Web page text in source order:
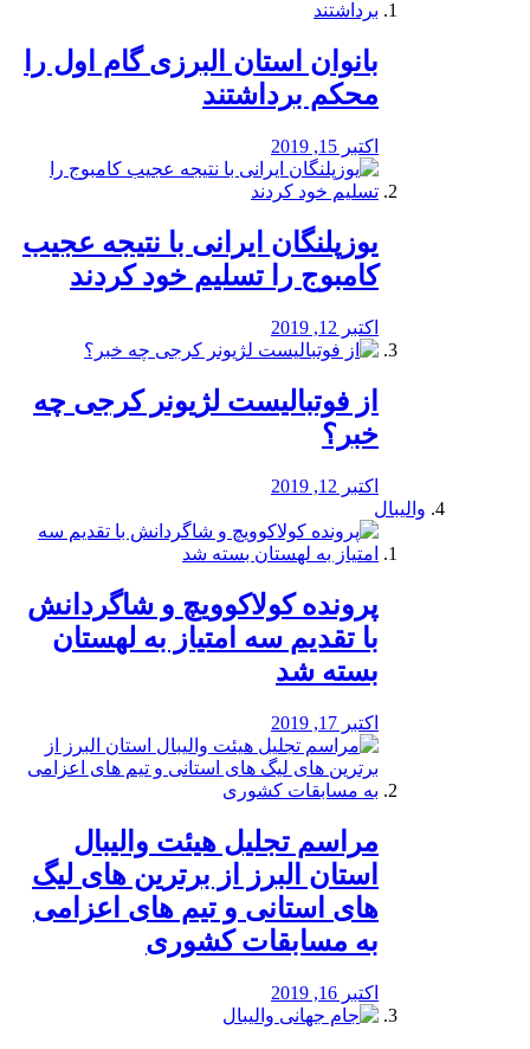
بانوان استان البرزی گام اول را
محكم برداشتند
اکتبر 15, 2019
یوزپلنگان ایرانی با نتیجه عجیب
کامبوج را تسلیم خود کردند
اکتبر 12, 2019
از فوتبالیست لژیونر کرجی چه
خبر؟
اکتبر 12, 2019
والیبال
پرونده کولاکوویچ و شاگردانش
با تقدیم سه امتیاز به لهستان
بسته شد
اکتبر 17, 2019
مراسم تجلیل هیئت والیبال
استان البرز از برترین های لیگ
های استانی و تیم های اعزامی
به مسابقات کشوری
اکتبر 16, 2019